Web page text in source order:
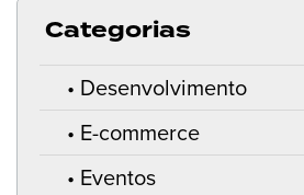
Categorias
Desenvolvimento
E-commerce
Eventos